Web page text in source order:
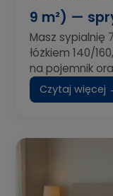
9 m²) —
Masz sypialnię
łóżkiem 140/
na pojemnik
Czytaj więcej